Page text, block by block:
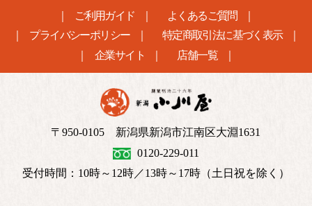
ご利用ガイド
よくあるご質問
プライバシーポリシー
特定商取引法に基づく表示
企業サイト
店舗一覧
〒950-0105 新潟県新潟市江南区大淵1631
0120-229-011
受付時間：10時～12時／13時～17時（土日祝を除く）